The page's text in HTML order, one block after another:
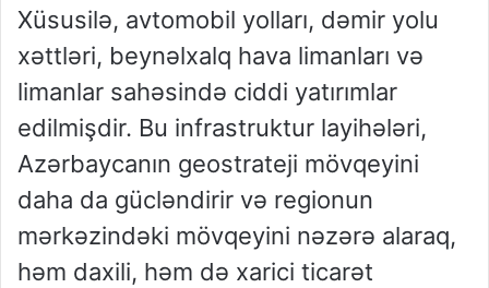
Xüsusilə, avtomobil yolları, dəmir yolu
xəttləri, beynəlxalq hava limanları və
limanlar sahəsində ciddi yatırımlar
edilmişdir. Bu infrastruktur layihələri,
Azərbaycanın geostrateji mövqeyini
daha da gücləndirir və regionun
mərkəzindəki mövqeyini nəzərə alaraq,
həm daxili, həm də xarici ticarət